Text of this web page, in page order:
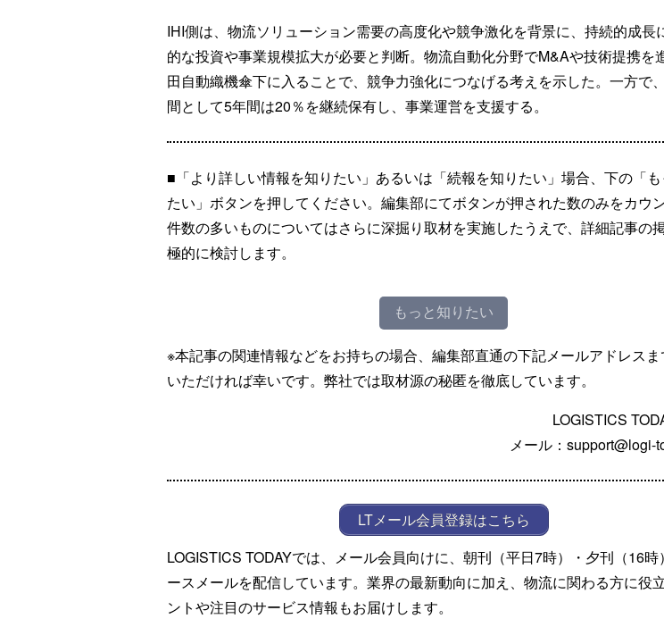
IHI側は、物流ソリューション需要の高度化や競争激化を背景に、持続的成長
的な投資や事業規模拡大が必要と判断。物流自動化分野でM&Aや技術提携を
田自動織機傘下に入ることで、競争力強化につなげる考えを示した。一方で
間として5年間は20％を継続保有し、事業運営を支援する。
■「より詳しい情報を知りたい」あるいは「続報を知りたい」場合、下の「も
たい」ボタンを押してください。編集部にてボタンが押された数のみをカウン
件数の多いものについてはさらに深掘り取材を実施したうえで、詳細記事の
極的に検討します。
もっと知りたい
※本記事の関連情報などをお持ちの場合、編集部直通の下記メールアドレスま
いただければ幸いです。弊社では取材源の秘匿を徹底しています。
LOGISTICS
メール：support@logi-
LTメール会員登録はこちら
LOGISTICS TODAYでは、メール会員向けに、朝刊（平日7時）・夕刊（16時
ースメールを配信しています。業界の最新動向に加え、物流に関わる方に役
ントや注目のサービス情報もお届けします。